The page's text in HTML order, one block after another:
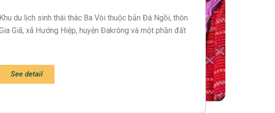
Khu du lịch sinh thái thác Ba Vòi thuộc bản Đá Ngồi, thôn
Giã, xã Hướng Hiệp, huyện Đakrông và một phần đất
See detail